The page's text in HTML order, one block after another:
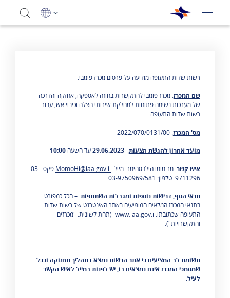
רשות שדות התעופה מודיעה על פרסום מכרז פומבי:
שם המכרז: מכרז פומבי להתקשרות בחוזה לאספקה, אחזקה והדרכה
של מערכות נשימה פתוחות למחלקת שירותי הצלה וכיבוי אש, עבור
רשות שדות התעופה
מס' המכרז: 2022/070/0131/00
מועד אחרון להגשת הצעות:
29.06.2023 עד השעה10:00
איש קשר: מר מומו הילדסהימר. מייל: MomoHi@iaa.gov.il
פקס: 03-
9711296 טלפון: 03-9750969/581.
תנאי הסף, דרישות נוספות ומגבלות השתתפות – הכל כמפורט
בתנאי המכרז המלאים המופיעים באתר האינטרנט של רשות שדות
התעופה שכתובתו:www.iaa.gov.il (תחת לשונית: "מכרזים
והתקשרויות").
תשומת לב המציעים כי אתר הרשות נמצא בתהליך תחזוקה וככל
שמסמכי המכרז אינם נמצאים בו, יש לפנות במייל לאיש הקשר
לעיל.